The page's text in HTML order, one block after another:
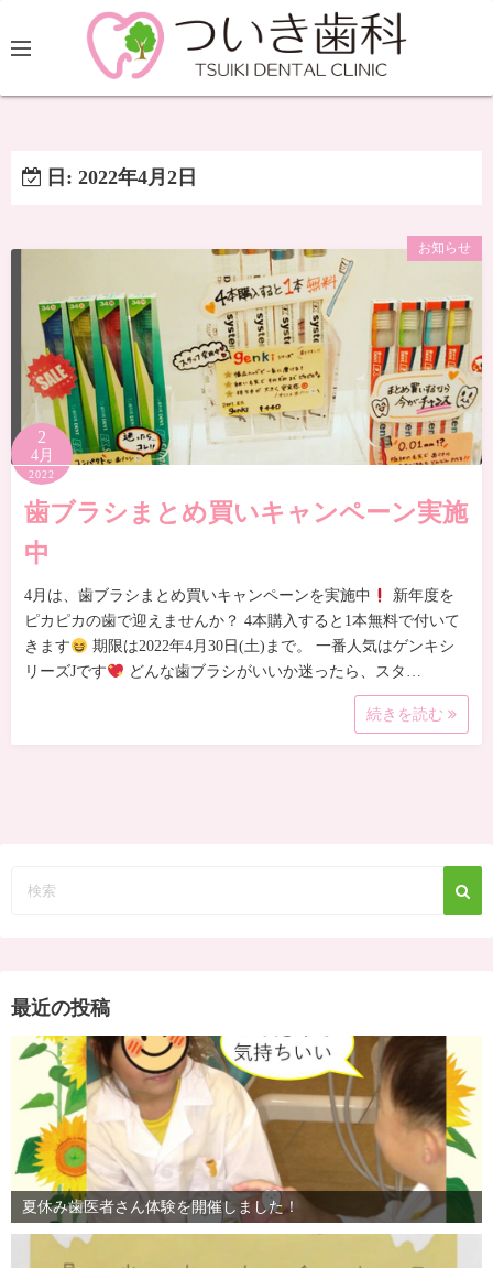
日: 2022年4月2日
お知らせ
2
4月
2022
歯ブラシまとめ買いキャンペーン実施
中
4月は、歯ブラシまとめ買いキャンペーンを実施中
新年度を
ピカピカの歯で迎えませんか？ 4本購入すると1本無料で付いて
きます
期限は2022年4月30日(土)まで。 一番人気はゲンキシ
リーズJです
どんな歯ブラシがいいか迷ったら、スタ…
続きを読む
最近の投稿
夏休み歯医者さん体験を開催しました！